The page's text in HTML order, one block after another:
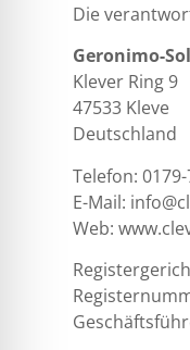
Die
Geronimo-
Klever Ring 9
47533 Kleve
Deutschland
Telefon:
E-Mail:
Web: